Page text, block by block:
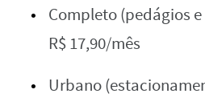
Completo (pedágios
R$ 17,90/mês
Urbano